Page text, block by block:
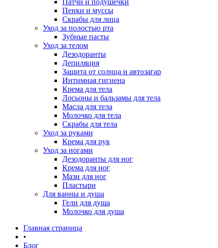
Патчи и подушечки
Пенки и муссы
Скрабы для лица
Уход за полостью рта
Зубные пасты
Уход за телом
Дезодоранты
Депиляция
Защита от солнца и автозагар
Интимная гигиена
Крема для тела
Лосьоны и бальзамы для тела
Масла для тела
Молочко для тела
Скрабы для тела
Уход за руками
Крема для рук
Уход за ногами
Дезодоранты для ног
Крема для ног
Мази для ног
Пластыри
Для ванны и душа
Гели для душа
Молочко для душа
Главная страница
•
Блог